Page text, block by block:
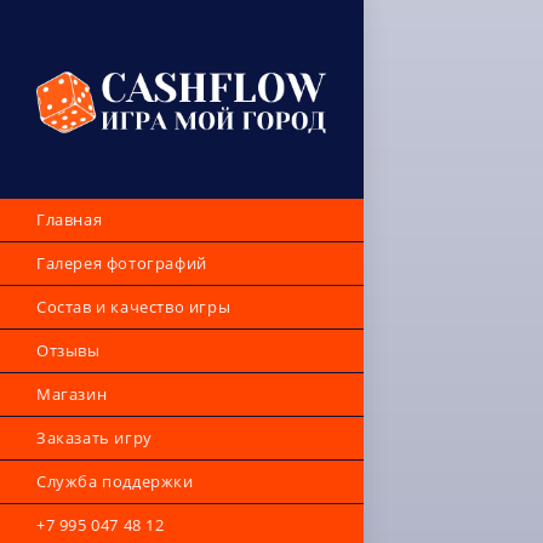
Главная
Галерея фотографий
Состав и качество игры
Отзывы
Магазин
Заказать игру
Служба поддержки
+7 995 047 48 12